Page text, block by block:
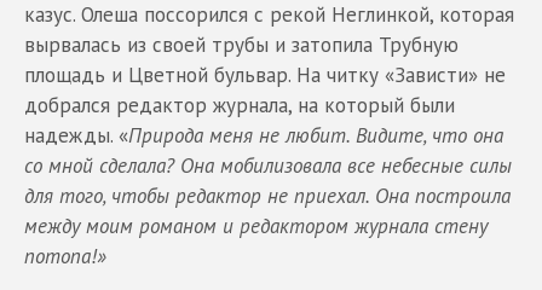
казус. Олеша поссорился с рекой Неглинкой, которая
вырвалась из своей трубы и затопила Трубную
площадь и Цветной бульвар. На читку «Зависти» не
добрался редактор журнала, на который были
надежды. «Природа меня не любит. Видите, что она
со мной сделала? Она мобилизовала все небесные силы
для того, чтобы редактор не приехал. Она построила
между моим романом и редактором журнала стену
потопа!»